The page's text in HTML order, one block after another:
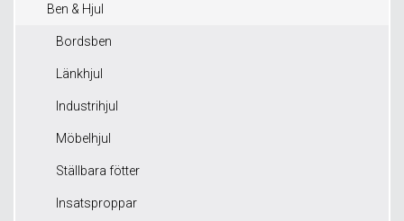
Ben & Hjul
Bordsben
Länkhjul
Industrihjul
Möbelhjul
Ställbara fötter
Insatsproppar